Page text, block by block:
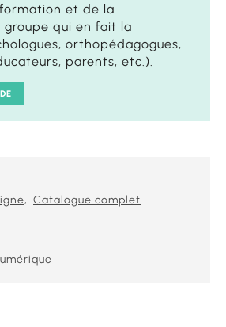
Catalogue complet
et de la
qui en fait la
orthopédagogues,
parents, etc.).